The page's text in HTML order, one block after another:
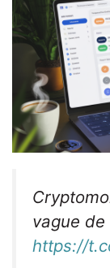
vague
https://